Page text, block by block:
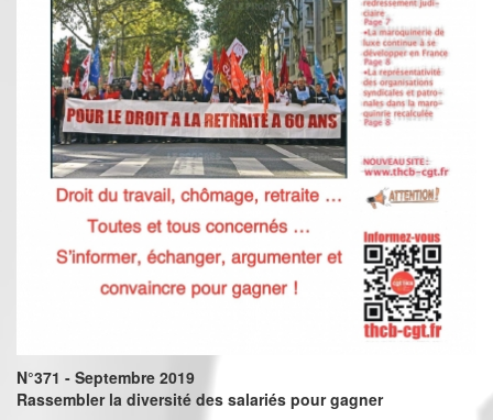
N°371 - Septembre 2019
Rassembler la diversité des salariés pour gagner